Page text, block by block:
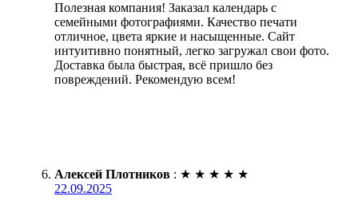
Полезная компания! Заказал календарь с
семейными фотографиями. Качество печати
отличное, цвета яркие и насыщенные. Сайт
интуитивно понятный, легко загружал свои фото.
Доставка была быстрая, всё пришло без
повреждений. Рекомендую всем!
Алексей Плотников : ★ ★ ★ ★ ★
22.09.2025